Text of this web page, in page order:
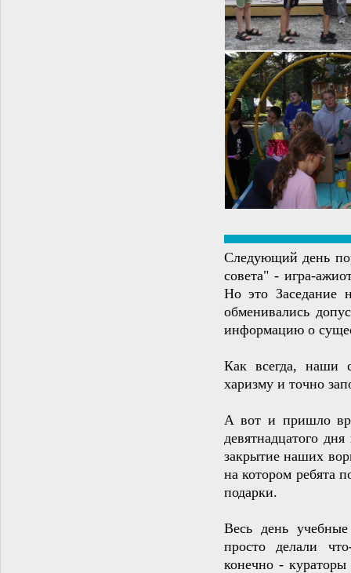
Следующий день
совета" - игра-
Но это Заседание
обменивались
информацию о
Как всегда, наши
харизму и точно
А вот и пришло
девятнадцатого
закрытие наших
на котором ребята
подарки.
Весь день
просто делали
конечно -